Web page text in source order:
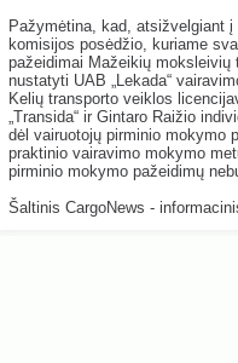
Pažymėtina, kad, atsižvelgiant
komisijos posėdžio, kuriame
pažeidimai Mažeikių
nustatyti UAB „Lekada“
Kelių transporto veiklos
„Transida“ ir Gintaro Raižio
dėl vairuotojų pirminio mokymo
praktinio vairavimo mokymo
pirminio mokymo pažeidimų
Šaltinis CargoNews -